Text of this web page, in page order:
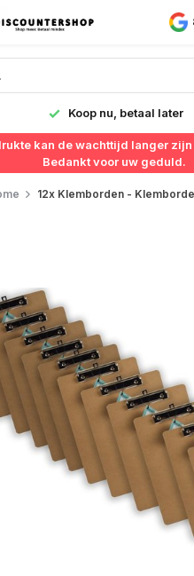
Koop nu, betaal later
kan de wachttijd langer zijn
Bedankt voor uw geduld.
12x Klemborden -